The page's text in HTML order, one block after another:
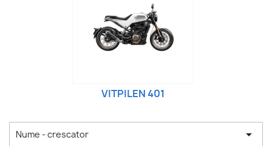
VITPILEN 401
Nume - crescator 